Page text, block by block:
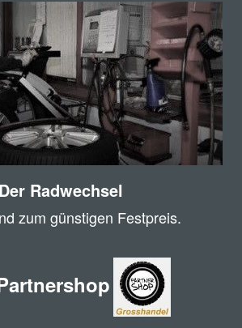
Der Radwechsel
zum günstigen Festpreis.